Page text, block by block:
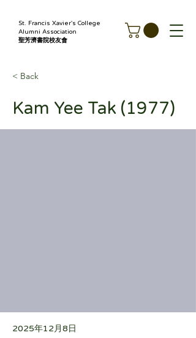
St. Francis Xavier's College
Alumni Association
聖芳濟書院校友會
< Back
Kam Yee Tak (1977)
2025年12月8日